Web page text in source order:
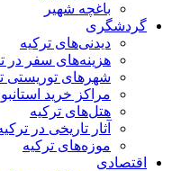
باغچه شهیر
گردشگری
دیدنی‌های ترکیه
هزینه‌های سفر در
شهرهای توریستی
مراکز خرید
هتل‌های ترکیه
آثار تاریخی در
موزه‌های ترکیه
اقتصادی